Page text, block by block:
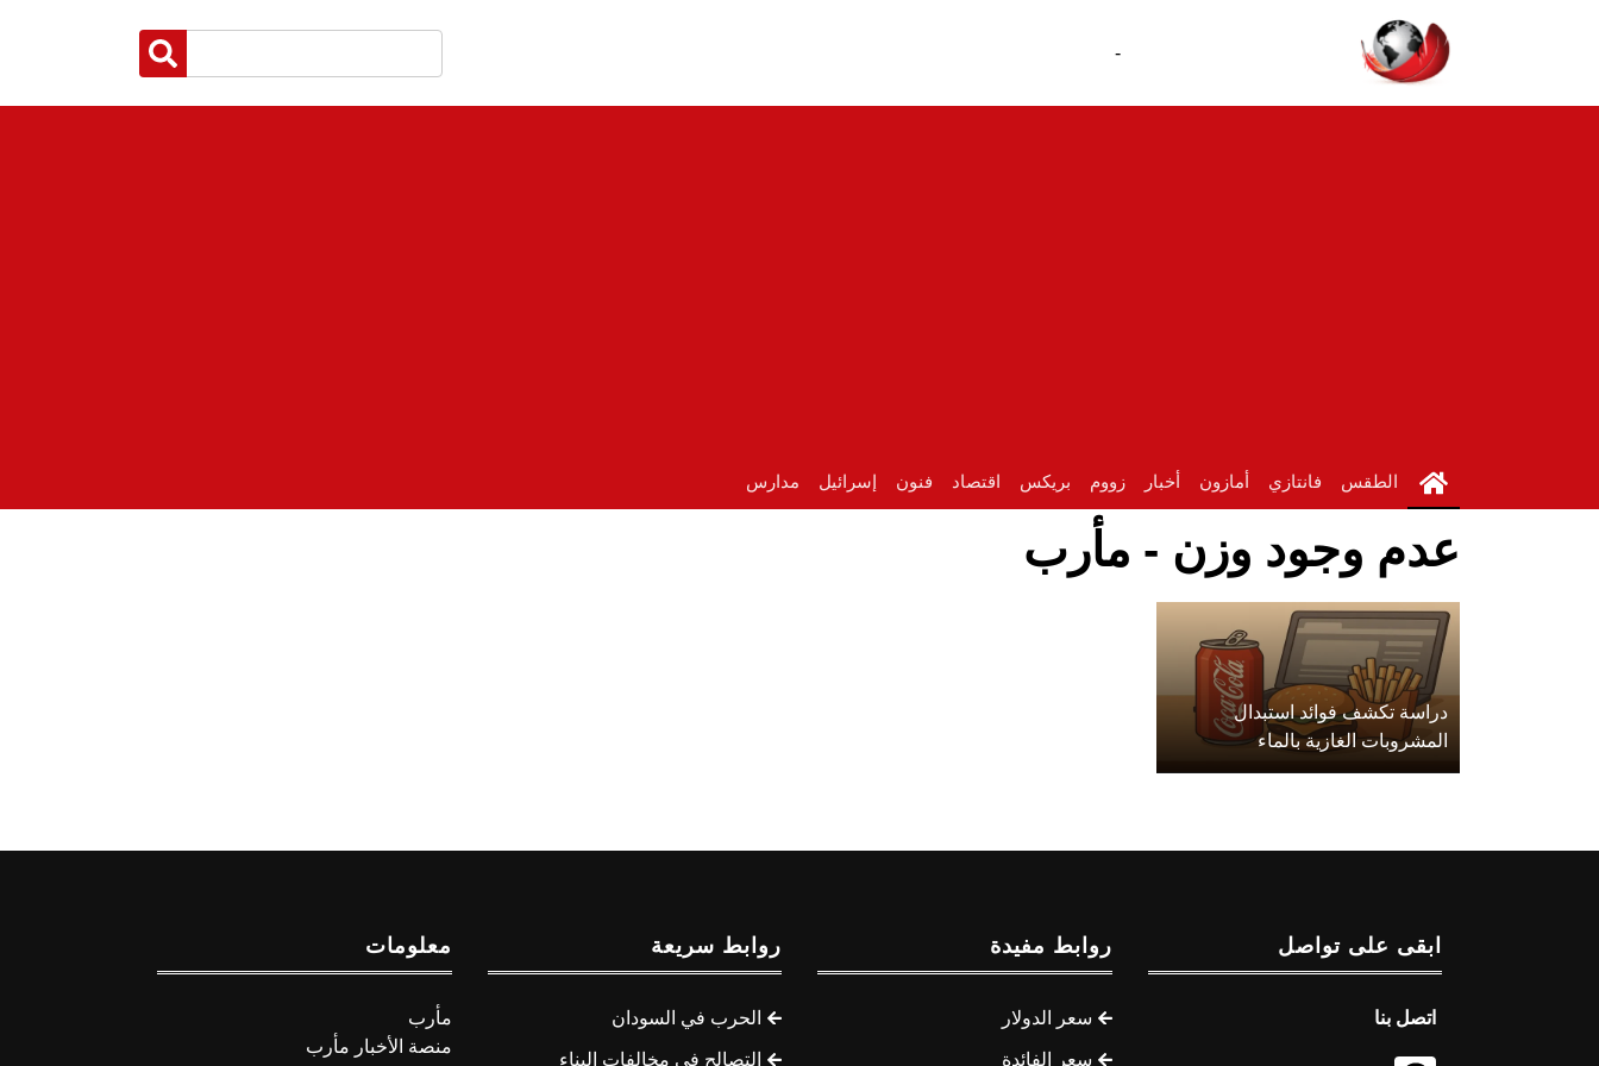
-
الطقس فانتازي أمازون أخبار زووم بريكس اقتصاد فنون إسرائيل مدارس
عدم وجود وزن - مأرب
دراسة تكشف فوائد استبدال
المشروبات الغازية بالماء
ابقى على تواصل
اتصل بنا
روابط مفيدة
سعر الدولار
سعر الفائدة
روابط سريعة
الحرب في السودان
التصالح في مخالفات البناء
معلومات
مأرب
منصة الأخبار مأرب